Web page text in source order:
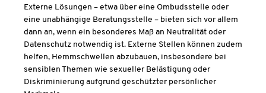
Externe Lösungen – etwa über eine Ombudsstelle oder
eine unabhängige Beratungsstelle – bieten sich vor allem
dann an, wenn ein besonderes Maß an Neutralität oder
Datenschutz notwendig ist. Externe Stellen können zudem
helfen, Hemmschwellen abzubauen, insbesondere bei
sensiblen Themen wie sexueller Belästigung oder
Diskriminierung aufgrund geschützter persönlicher